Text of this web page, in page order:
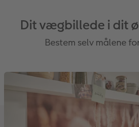
Dit vægbillede i dit
Bestem selv målene